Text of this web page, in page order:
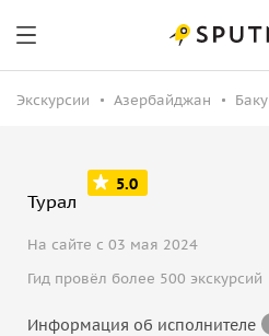
Экскурсии Азербайджан Баку
Турал
5.0
На сайте с 03 мая 2024
Гид провёл более 500 экскурсий
Информация об исполнителе